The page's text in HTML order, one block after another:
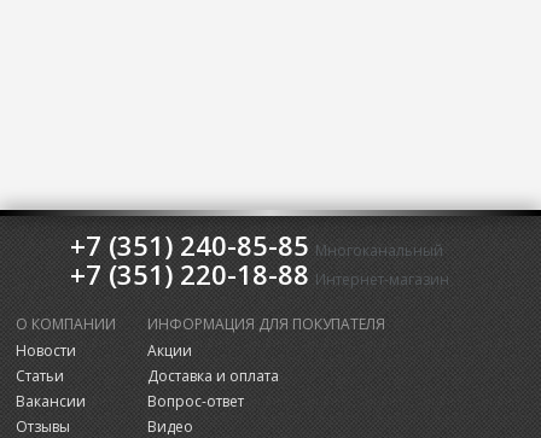
+7 (351) 240-85-85 Многоканальный
+7 (351) 220-18-88 Интернет-магазин
О КОМПАНИИ
Новости
Статьи
Вакансии
Отзывы
ИНФОРМАЦИЯ ДЛЯ ПОКУПАТЕЛЯ
Акции
Доставка и оплата
Вопрос-ответ
Видео